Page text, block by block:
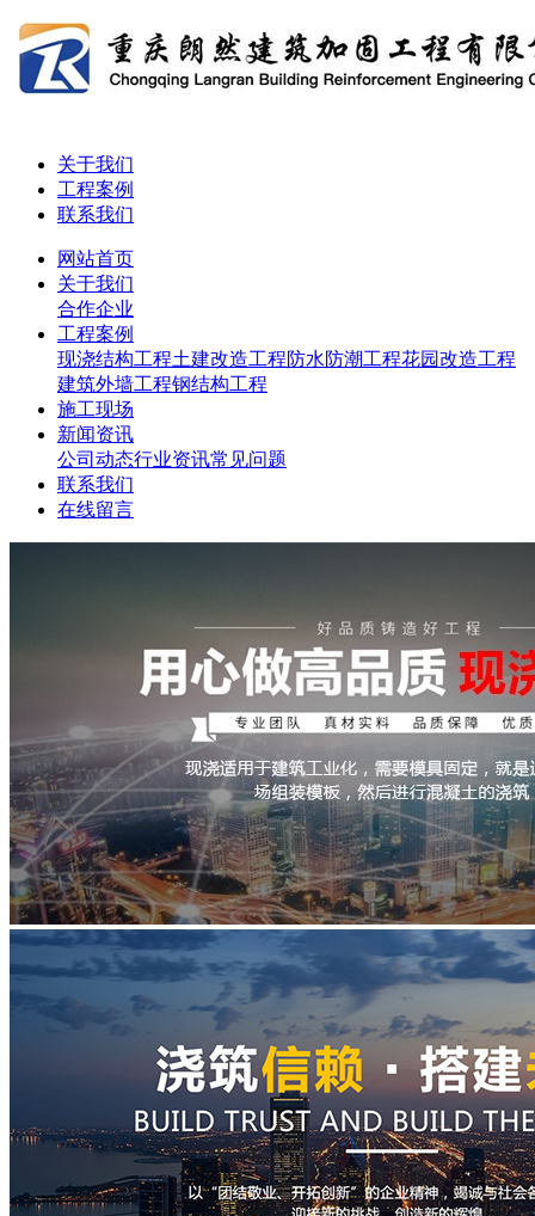
关于我们
工程案例
联系我们
网站首页
关于我们
合作企业
工程案例
现浇结构工程土建改造工程防水防潮工程花园改造工程
建筑外墙工程钢结构工程
施工现场
新闻资讯
公司动态行业资讯常见问题
联系我们
在线留言